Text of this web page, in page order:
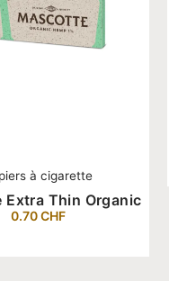
à cigarette
Extra Thin Organic
0.70CHF